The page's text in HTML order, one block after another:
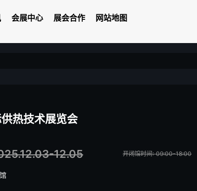
会展中心 展会合作 网站地图
供热技术展览会
12.05 开闭馆时间: 09:00-18:00